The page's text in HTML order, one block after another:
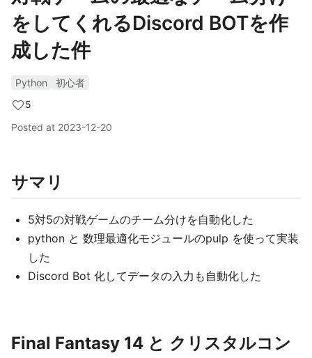
をしてくれるDiscord BOTを作
成した件
Python
初心者
5
Posted at 2023-12-20
サマリ
5対5の対戦ゲームのチーム分けを自動化した
python と 数理最適化モジュールのpulp を使って実装
した
Discord Bot 化してデータの入力も自動化した
Final Fantasy 14 と クリスタルコン